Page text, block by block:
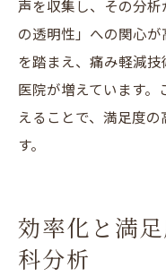
声を収集し、その分
の透明性」への関心
を踏まえ、痛み軽減
医院が増えています
えることで、満足度
す。
効率化と満
科分析